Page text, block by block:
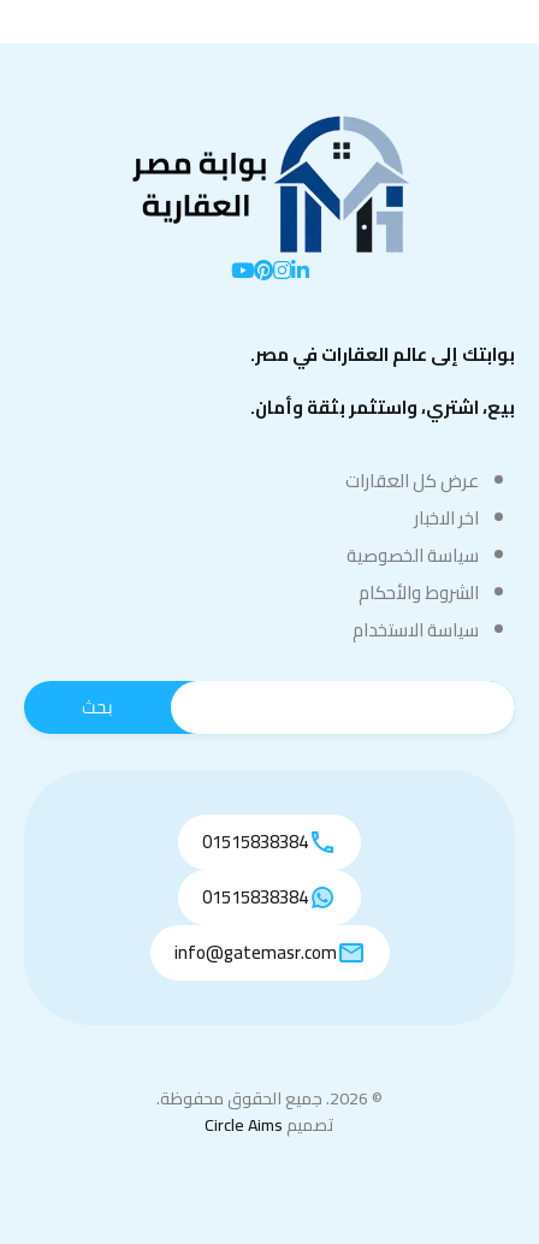
بوابتك إلى عالم العقارات في مصر.
بيع، اشتري، واستثمر بثقة وأمان.
عرض كل العقارات
اخر الاخبار
سياسة الخصوصية
الشروط والأحكام
سياسة الاستخدام
01515838384
01515838384
info@gatemasr.com
© 2026. جميع الحقوق محفوظة.
تصميمCircle Aims